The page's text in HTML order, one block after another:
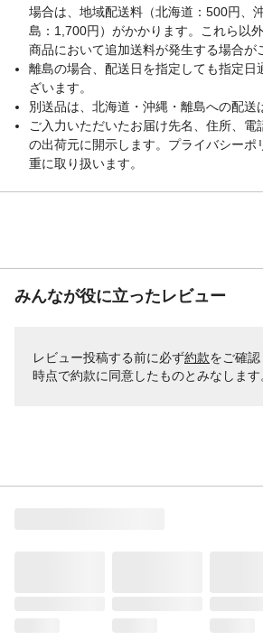
場合は、地域配送料（北海道：500円、
島：1,700円）がかかります。これら以
商品において追加送料が発生する場合が
離島の場合、配送日を指定しても指定日
ざいます。
別送品は、北海道・沖縄・離島への配送
ご入力いただいたお届け先名、住所、電
の出荷元に開示します。プライバシーポ
重に取り扱います。
みんなが役に立ったレビュー
レビュー投稿する前に必ず約款をご確
時点で約款に同意したものとみなします